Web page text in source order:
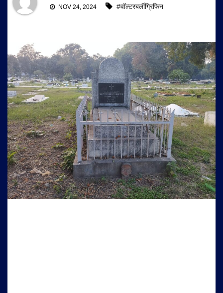
NOV 24, 2024 #वॉल्टरबर्लीग्रिफिन